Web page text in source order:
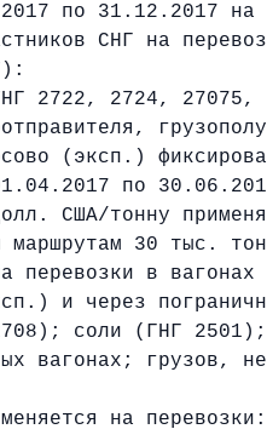
по 31.12.2017 на
СНГ на
2722, 2724, 27075,
(эксп.)
по
США/тонну
маршрутам 30 тыс.
перевозки в
и через
соли (ГНГ
вагонах; грузов,
на